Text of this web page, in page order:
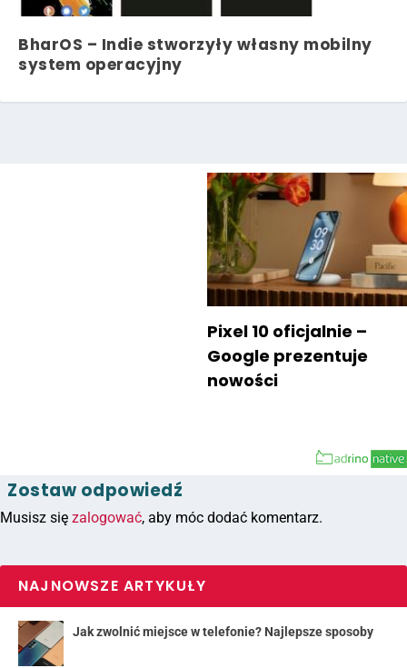
BharOS – Indie stworzyły własny mobilny
system operacyjny
Pixel 10 oficjalnie –
Google prezentuje
nowości
Zostaw odpowiedź
Musisz się zalogować, aby móc dodać komentarz.
NAJNOWSZE ARTYKUŁY
Jak zwolnić miejsce w telefonie? Najlepsze sposoby